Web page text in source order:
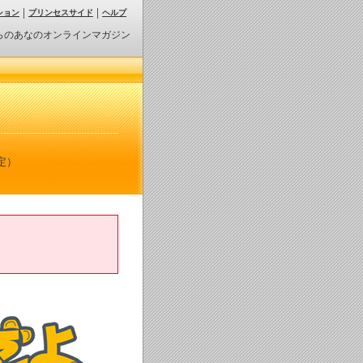
のあなのオンラインマガジン
ョン プリンセスサイド ヘルプ